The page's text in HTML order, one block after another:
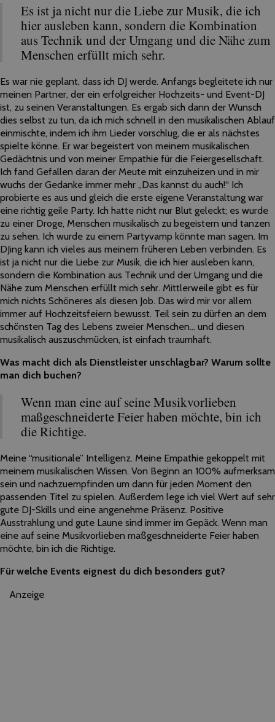
Es ist ja nicht nur die Liebe zur Musik, die ich
hier ausleben kann, sondern die Kombination
aus Technik und der Umgang und die Nähe zum
Menschen erfüllt mich sehr.
Es war nie geplant, dass ich DJ werde. Anfangs begleitete ich nur
meinen Partner, der ein erfolgreicher Hochzeits- und Event-DJ
ist, zu seinen Veranstaltungen. Es ergab sich dann der Wunsch
dies selbst zu tun, da ich mich schnell in den musikalischen Ablauf
einmischte, indem ich ihm Lieder vorschlug, die er als nächstes
spielte könne. Er war begeistert von meinem musikalischen
Gedächtnis und von meiner Empathie für die Feiergesellschaft.
Ich fand Gefallen daran der Meute mit einzuheizen und in mir
wuchs der Gedanke immer mehr „Das kannst du auch!“ Ich
probierte es aus und gleich die erste eigene Veranstaltung war
eine richtig geile Party. Ich hatte nicht nur Blut geleckt; es wurde
zu einer Droge, Menschen musikalisch zu begeistern und tanzen
zu sehen. Ich wurde zu einem Partyvamp könnte man sagen. Im
DJing kann ich vieles aus meinem früheren Leben verbinden. Es
ist ja nicht nur die Liebe zur Musik, die ich hier ausleben kann,
sondern die Kombination aus Technik und der Umgang und die
Nähe zum Menschen erfüllt mich sehr. Mittlerweile gibt es für
mich nichts Schöneres als diesen Job. Das wird mir vor allem
immer auf Hochzeitsfeiern bewusst. Teil sein zu dürfen an dem
schönsten Tag des Lebens zweier Menschen… und diesen
musikalisch auszuschmücken, ist einfach traumhaft.
Was macht dich als Dienstleister unschlagbar? Warum sollte
man dich buchen?
Wenn man eine auf seine Musikvorlieben
maßgeschneiderte Feier haben möchte, bin ich
die Richtige.
Meine “musitionale” Intelligenz. Meine Empathie gekoppelt mit
meinem musikalischen Wissen. Von Beginn an 100% aufmerksam
sein und nachzuempfinden um dann für jeden Moment den
passenden Titel zu spielen. Außerdem lege ich viel Wert auf sehr
gute DJ-Skills und eine angenehme Präsenz. Positive
Ausstrahlung und gute Laune sind immer im Gepäck. Wenn man
eine auf seine Musikvorlieben maßgeschneiderte Feier haben
möchte, bin ich die Richtige.
Für welche Events eignest du dich besonders gut?
Anzeige